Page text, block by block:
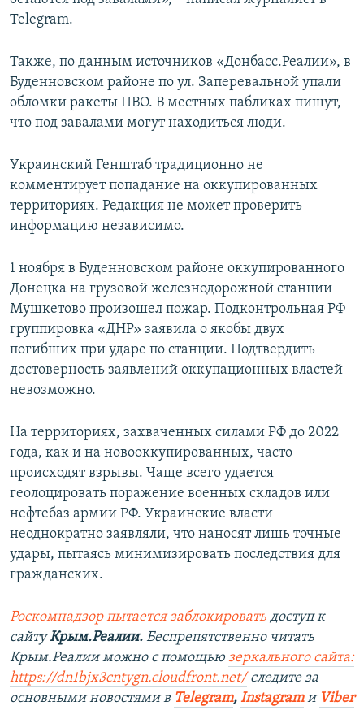
Telegram.
Также, по данным источников «Донбасс.Реалии», в
Буденновском районе по ул. Заперевальной упали
обломки ракеты ПВО. В местных пабликах пишут,
что под завалами могут находиться люди.
Украинский Генштаб традиционно не
комментирует попадание на оккупированных
территориях. Редакция не может проверить
информацию независимо.
1 ноября в Буденновском районе оккупированного
Донецка на грузовой железнодорожной станции
Мушкетово произошел пожар. Подконтрольная РФ
группировка «ДНР» заявила о якобы двух
погибших при ударе по станции. Подтвердить
достоверность заявлений оккупационных властей
невозможно.
На территориях, захваченных силами РФ до 2022
года, как и на новооккупированных, часто
происходят взрывы. Чаще всего удается
геолоцировать поражение военных складов или
нефтебаз армии РФ. Украинские власти
неоднократно заявляли, что наносят лишь точные
удары, пытаясь минимизировать последствия для
гражданских.
Роскомнадзор пытается заблокировать доступ к
сайтуКрым.Реалии. Беспрепятственно читать
Крым.Реалии можно с помощью зеркального сайта:
https://dn1bjx3cntygn.cloudfront.net/следите за
основными новостями в Telegram, Instagramи Viber